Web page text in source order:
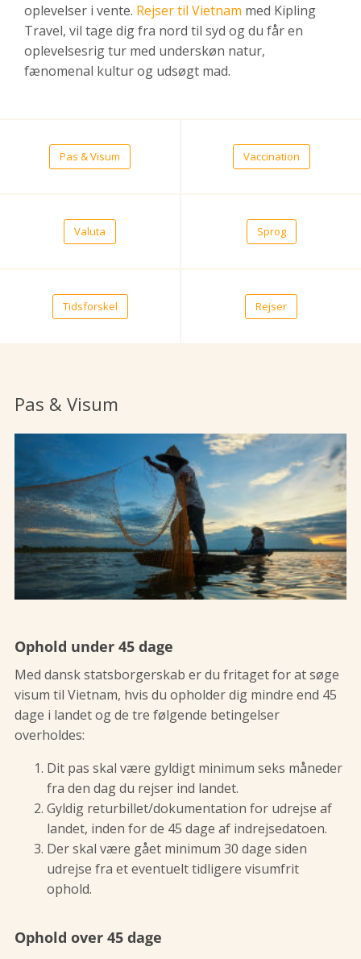
oplevelser i vente. Rejser til Vietnam med Kipling
Travel, vil tage dig fra nord til syd og du får en
oplevelsesrig tur med underskøn natur,
fænomenal kultur og udsøgt mad.
Pas & Visum Vaccination
Valuta Sprog
Tidsforskel Rejser
Pas & Visum
Ophold under 45 dage
Med dansk statsborgerskab er du fritaget for at søge
visum til Vietnam, hvis du opholder dig mindre end 45
dage i landet og de tre følgende betingelser
overholdes:
Dit pas skal være gyldigt minimum seks måneder
fra den dag du rejser ind landet.
Gyldig returbillet/dokumentation for udrejse af
landet, inden for de 45 dage af indrejsedatoen.
Der skal være gået minimum 30 dage siden
udrejse fra et eventuelt tidligere visumfrit
ophold.
Ophold over 45 dage